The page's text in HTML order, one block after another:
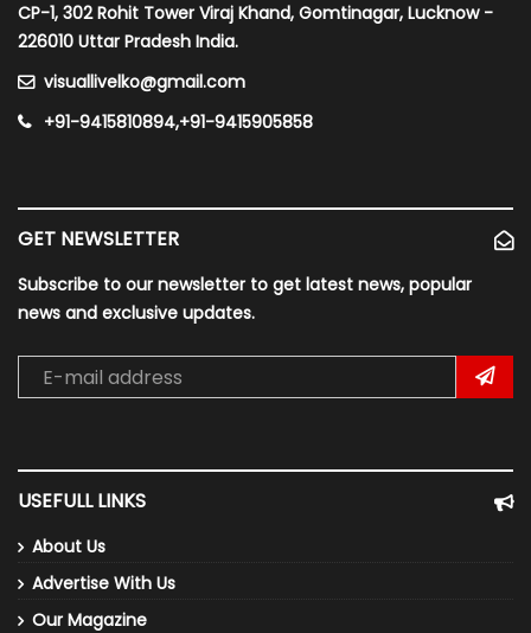
CP-1, 302 Rohit Tower Viraj Khand, Gomtinagar, Lucknow -
226010 Uttar Pradesh India.
visuallivelko@gmail.com
+91-9415810894,+91-9415905858
GET NEWSLETTER
Subscribe to our newsletter to get latest news, popular
news and exclusive updates.
USEFULL LINKS
About Us
Advertise With Us
Our Magazine